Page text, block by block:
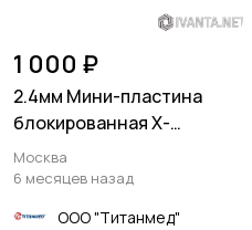
1 000 ₽
2.4мм Мини-пластина
блокированная Х-
образная
Москва
6 месяцев назад
ООО "Титанмед"